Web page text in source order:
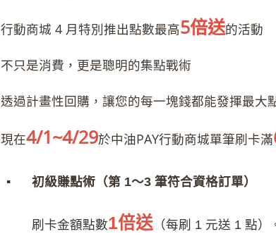
行動商城 4 月特別推出點數最高5倍送的活動
不只是消費，更是聰明的集點戰術
透過計畫性回購，讓您的每一塊錢都能發揮最大
現在4/1~4/29於中油PAY行動商城單筆刷卡滿
▪ 初級賺點術（第 1～3 筆符合資格訂單）
刷卡金額點數1倍送（每刷 1 元送 1 點）